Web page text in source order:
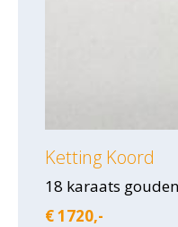
Ketting Koord
18 karaats
€ 1720,-